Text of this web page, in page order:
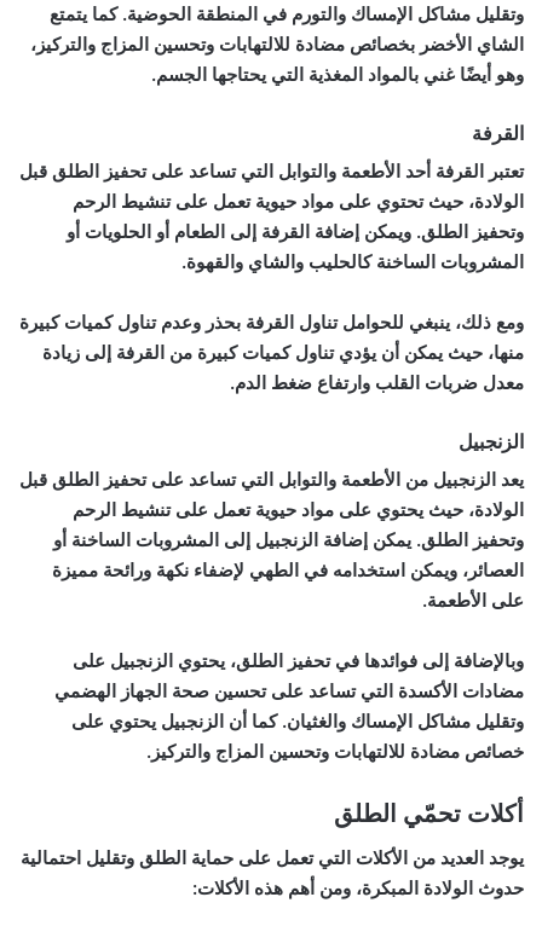
وتقليل مشاكل الإمساك والتورم في المنطقة الحوضية. كما يتمتع
الشاي الأخضر بخصائص مضادة للالتهابات وتحسين المزاج والتركيز،
وهو أيضًا غني بالمواد المغذية التي يحتاجها الجسم.
القرفة
تعتبر القرفة أحد الأطعمة والتوابل التي تساعد على تحفيز الطلق قبل
الولادة، حيث تحتوي على مواد حيوية تعمل على تنشيط الرحم
وتحفيز الطلق. ويمكن إضافة القرفة إلى الطعام أو الحلويات أو
المشروبات الساخنة كالحليب والشاي والقهوة.
ومع ذلك، ينبغي للحوامل تناول القرفة بحذر وعدم تناول كميات كبيرة
منها، حيث يمكن أن يؤدي تناول كميات كبيرة من القرفة إلى زيادة
معدل ضربات القلب وارتفاع ضغط الدم.
الزنجبيل
يعد الزنجبيل من الأطعمة والتوابل التي تساعد على تحفيز الطلق قبل
الولادة، حيث يحتوي على مواد حيوية تعمل على تنشيط الرحم
وتحفيز الطلق. يمكن إضافة الزنجبيل إلى المشروبات الساخنة أو
العصائر، ويمكن استخدامه في الطهي لإضفاء نكهة ورائحة مميزة
على الأطعمة.
وبالإضافة إلى فوائدها في تحفيز الطلق، يحتوي الزنجبيل على
مضادات الأكسدة التي تساعد على تحسين صحة الجهاز الهضمي
وتقليل مشاكل الإمساك والغثيان. كما أن الزنجبيل يحتوي على
خصائص مضادة للالتهابات وتحسين المزاج والتركيز.
أكلات تحمّي الطلق
يوجد العديد من الأكلات التي تعمل على حماية الطلق وتقليل احتمالية
حدوث الولادة المبكرة، ومن أهم هذه الأكلات: